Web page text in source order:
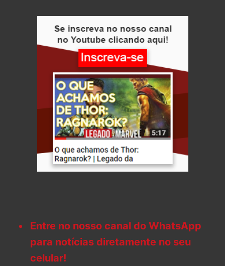
Entre no nosso canal do WhatsApp
para notícias diretamente no seu
celular!